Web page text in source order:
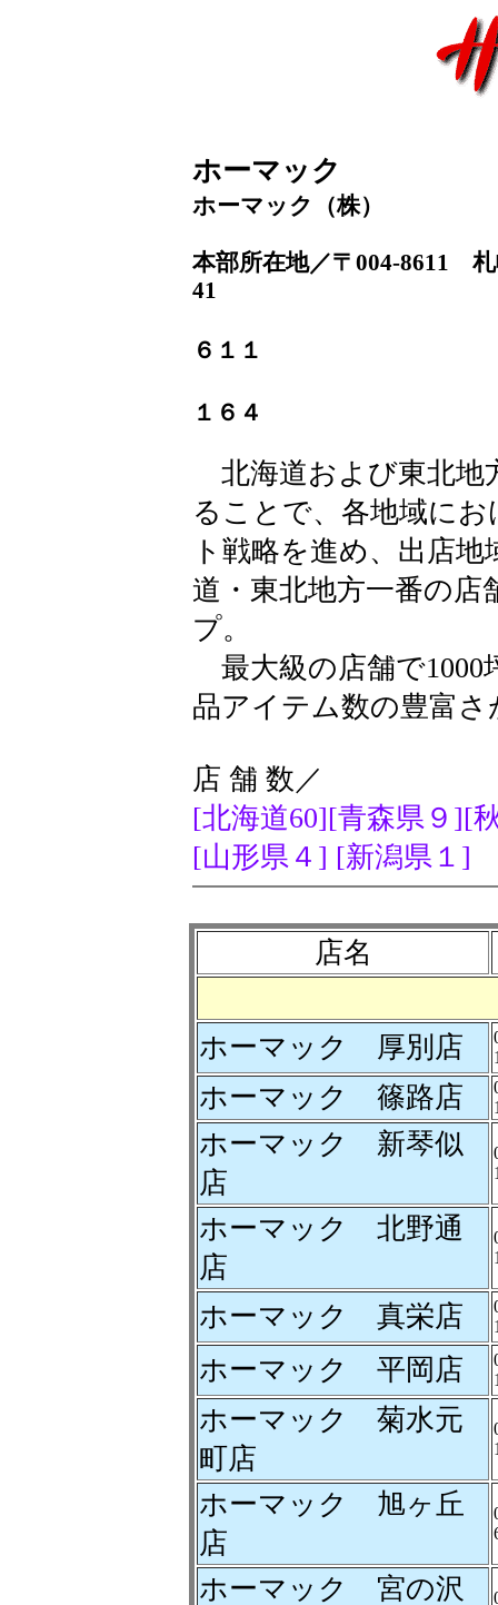
ホーマック
ホーマック（株）
本部所在地／〒004-8611
41
６１１
１６４
北海道および東北地
ることで、各地域に
ト戦略を進め、出店
道・東北地方一番の店
プ。
最大級の店舗で1000
品アイテム数の豊富さ
店 舗 数／
[北海道60][青森県９][
[山形県４] [新潟県１]
店名
ホーマック 厚別店
ホーマック 篠路店
ホーマック 新琴似
店
ホーマック 北野通
店
ホーマック 真栄店
ホーマック 平岡店
ホーマック 菊水元
町店
ホーマック 旭ヶ丘
店
ホーマック 宮の沢